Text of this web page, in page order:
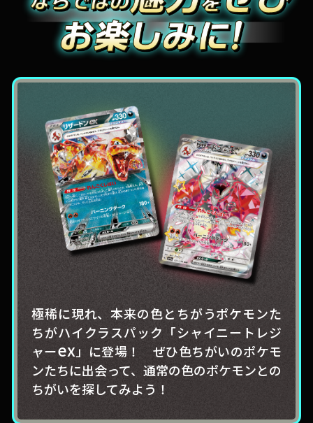
極稀に現れ、本来の色とちがうポケモンた
ちがハイクラスパック「シャイニートレジ
ャーex 」に登場！ ぜひ色ちがいのポケモ
ンたちに出会って、通常の色のポケモンとの
ちがいを探してみよう！